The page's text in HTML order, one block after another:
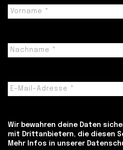
Wir bewahren deine Daten
mit Drittanbietern, die diesen
Mehr Infos in unserer